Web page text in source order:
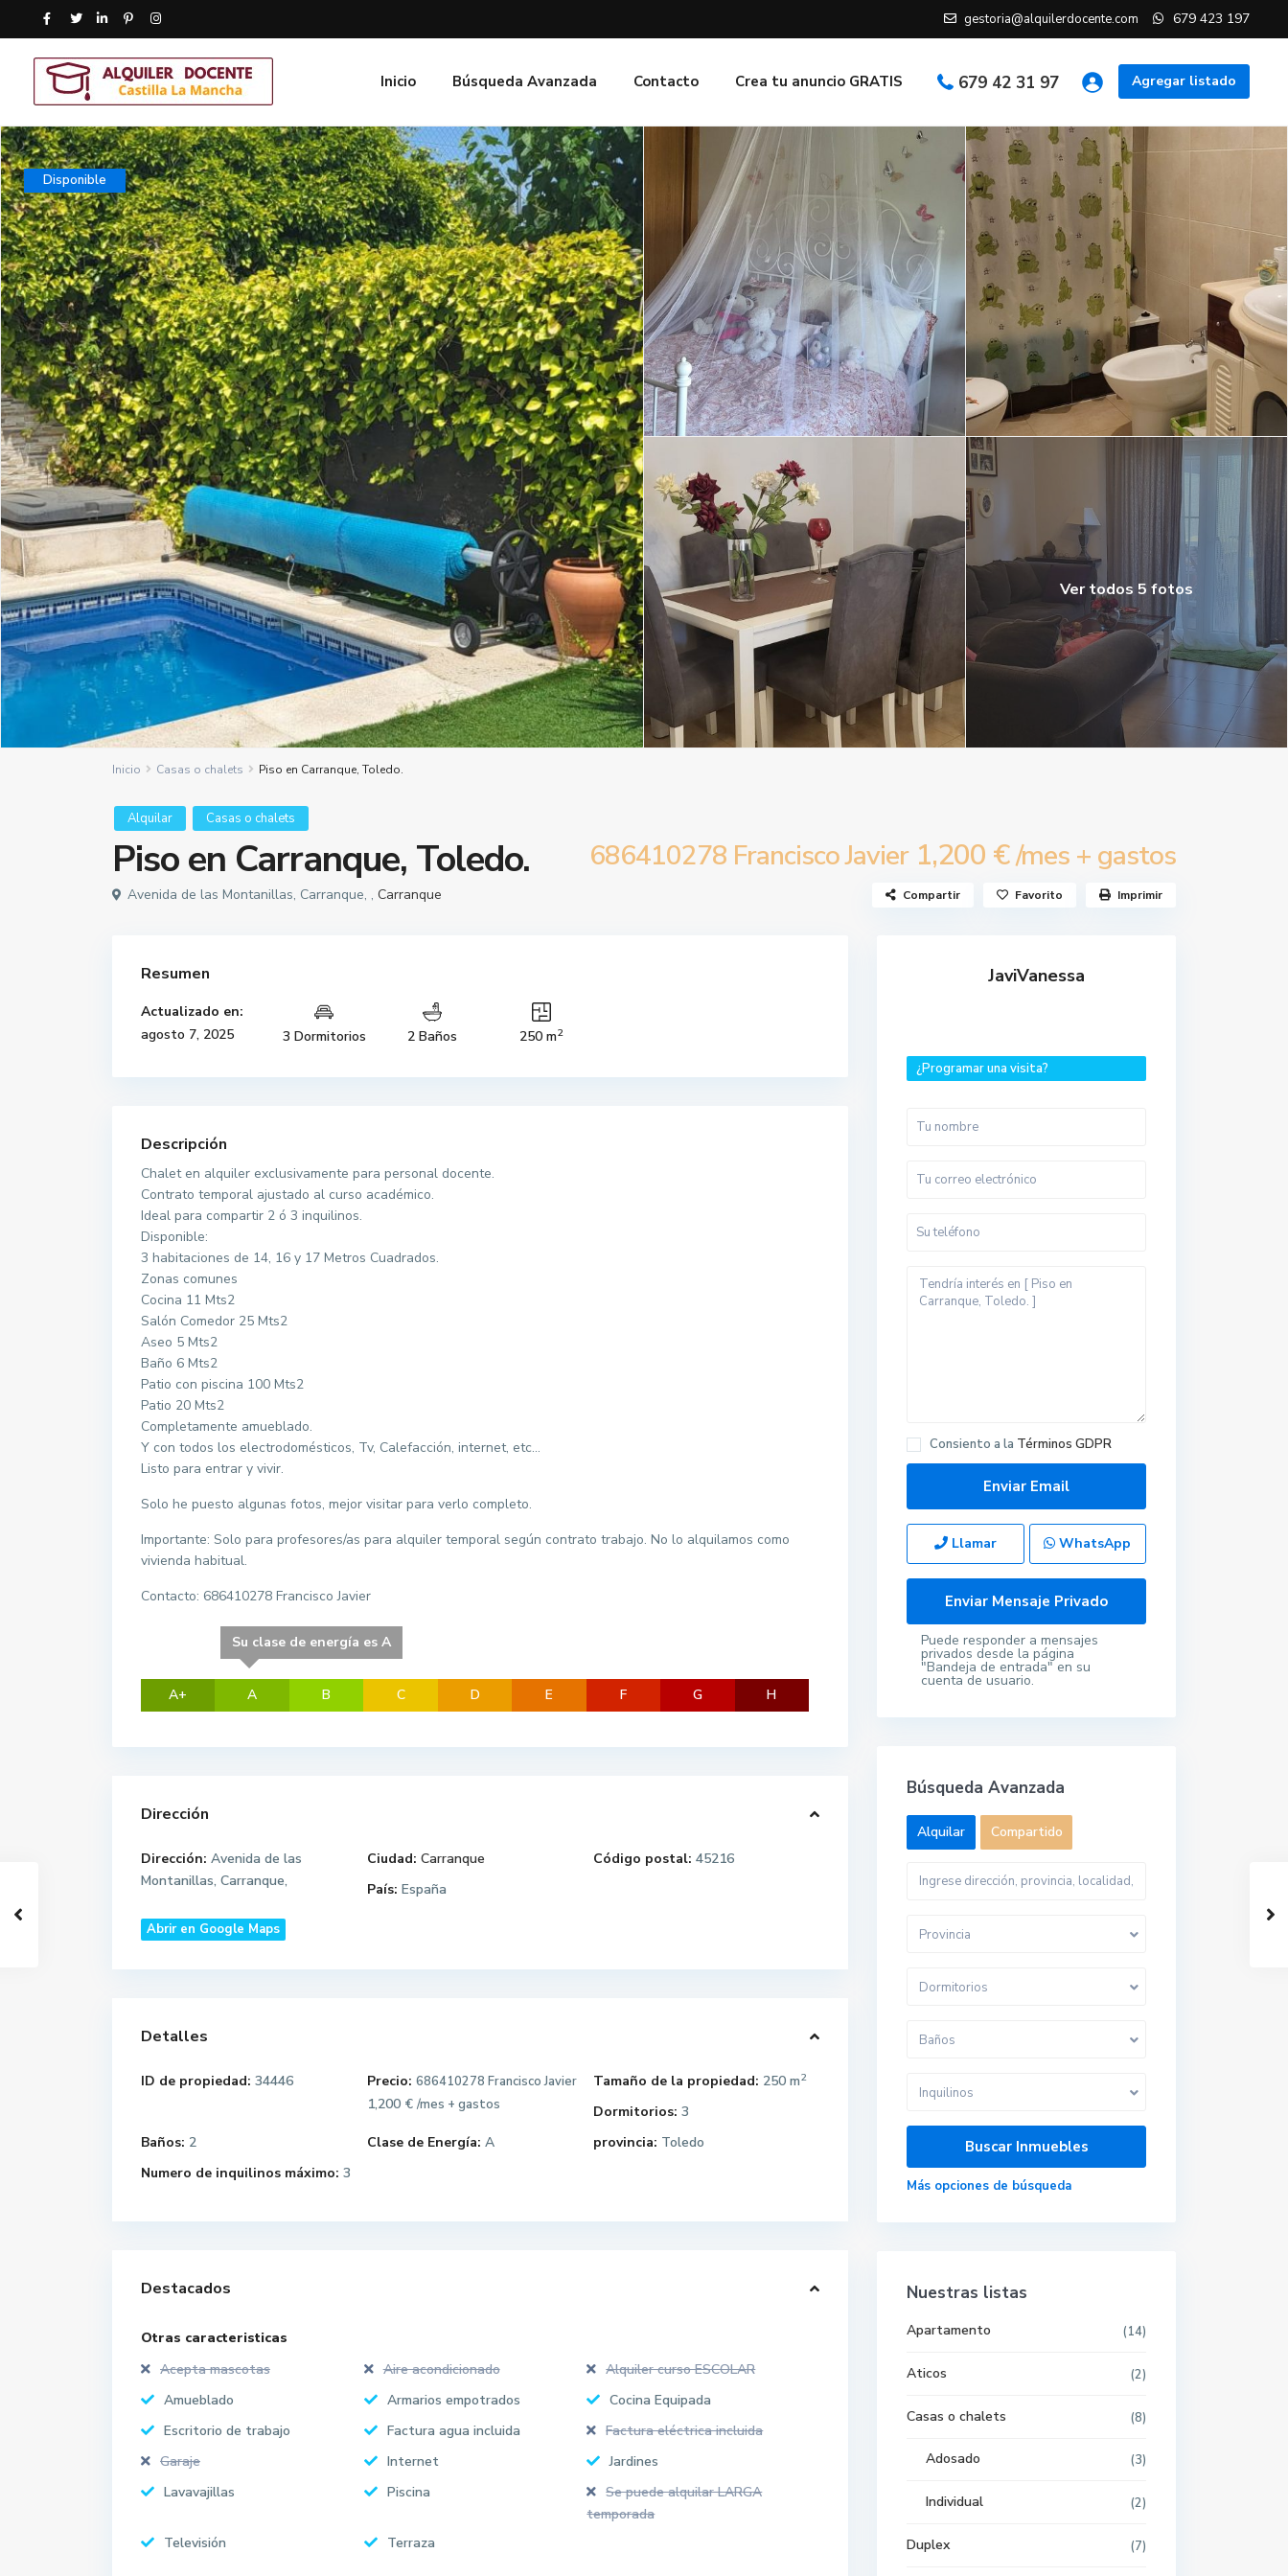
gestoria@alquilerdocente.com 679 423 197
Agregar listado
679 42 31 97
Inicio Búsqueda Avanzada Contacto Crea tu anuncio GRATIS
Disponible
Ver todos 5 fotos
Inicio Casas o chalets Piso en Carranque, Toledo.
Alquilar Casas o chalets
Piso en Carranque, Toledo. 686410278 Francisco Javier1,200 €/mes + gastos
Avenida de las Montanillas, Carranque, , Carranque Compartir Favorito Imprimir
Resumen
Actualizado en:
agosto 7, 2025
3 Dormitorios 2 Baños 250 m2
Descripción
Chalet en alquiler exclusivamente para personal docente.
Contrato temporal ajustado al curso académico.
Ideal para compartir 2 ó 3 inquilinos.
Disponible:
3 habitaciones de 14, 16 y 17 Metros Cuadrados.
Zonas comunes
Cocina 11 Mts2
Salón Comedor 25 Mts2
Aseo 5 Mts2
Baño 6 Mts2
Patio con piscina 100 Mts2
Patio 20 Mts2
Completamente amueblado.
Y con todos los electrodomésticos, Tv, Calefacción, internet, etc…
Listo para entrar y vivir.
Solo he puesto algunas fotos, mejor visitar para verlo completo.
Importante: Solo para profesores/as para alquiler temporal según contrato trabajo. No lo alquilamos como
vivienda habitual.
Contacto: 686410278 Francisco Javier
A+
Su clase de energía es A
A B C D E F G H
Dirección
Dirección: Avenida de las
Montanillas, Carranque,
Ciudad: Carranque Código postal: 45216
País: España
Abrir en Google Maps
Detalles
ID de propiedad: 34446 Precio: 686410278 Francisco Javier
1,200 € /mes + gastos
Tamaño de la propiedad: 250 m2
Dormitorios: 3
Baños: 2 Clase de Energía: A provincia: Toledo
Numero de inquilinos máximo: 3
Destacados
Otras caracteristicas
Acepta mascotas
Aire acondicionado
Alquiler curso ESCOLAR
Amueblado
Armarios empotrados
Cocina Equipada
Escritorio de trabajo
Factura agua incluida
Factura eléctrica incluida
Garaje
Internet
Jardines
Lavavajillas
Piscina
Se puede alquilar LARGA
temporada
Televisión
Terraza
JaviVanessa
¿Programar una visita?
Consiento a la Términos GDPR
Llamar WhatsApp
Puede responder a mensajes
privados desde la página
"Bandeja de entrada" en su
cuenta de usuario.
Búsqueda Avanzada
Alquilar Compartido
Provincia
Dormitorios
Baños
Inquilinos
Más opciones de búsqueda
Nuestras listas
Apartamento (14)
Aticos (2)
Casas o chalets (8)
Adosado (3)
Individual (2)
Duplex (7)